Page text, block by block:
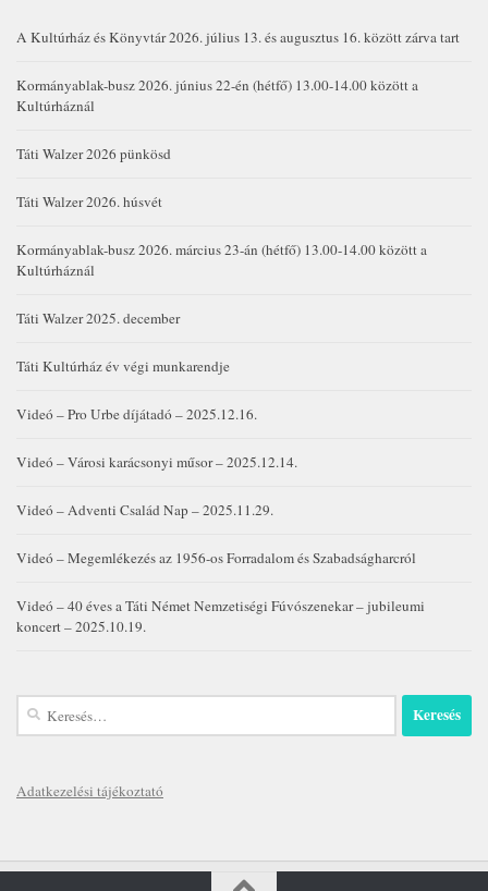
A Kultúrház és Könyvtár 2026. július 13. és augusztus 16. között zárva tart
Kormányablak-busz 2026. június 22-én (hétfő) 13.00-14.00 között a
Kultúrháznál
Táti Walzer 2026 pünkösd
Táti Walzer 2026. húsvét
Kormányablak-busz 2026. március 23-án (hétfő) 13.00-14.00 között a
Kultúrháznál
Táti Walzer 2025. december
Táti Kultúrház év végi munkarendje
Videó – Pro Urbe díjátadó – 2025.12.16.
Videó – Városi karácsonyi műsor – 2025.12.14.
Videó – Adventi Család Nap – 2025.11.29.
Videó – Megemlékezés az 1956-os Forradalom és Szabadságharcról
Videó – 40 éves a Táti Német Nemzetiségi Fúvószenekar – jubileumi
koncert – 2025.10.19.
Keresés:
Adatkezelési tájékoztató